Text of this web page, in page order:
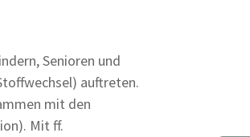
Senioren und
auftreten.
mit den
Mit ff.